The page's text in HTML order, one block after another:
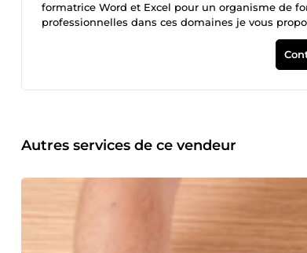
formatrice Word et Excel pour un organisme de
professionnelles dans ces domaines je vous
Autres services de ce vendeur